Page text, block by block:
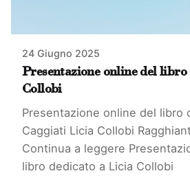
24 Giugno 2025
Presentazione online del
Collobi
Presentazione online del libro
Caggiati Licia Collobi
Continua a leggere
libro dedicato a Licia Collobi